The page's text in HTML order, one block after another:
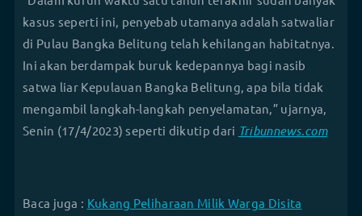
kasus seperti ini, penyebab utamanya adalah satwaliar
di Pulau Bangka Belitung telah kehilangan habitatnya.
Ini akan berdampak buruk kedepannya bagi nasib
satwa liar Kepulauan Bangka Belitung, apa bila tidak
mengambil langkah-langkah penyelamatan,” ujarnya,
Senin (17/4/2023) seperti dikutip dari Tribunnews.com
Baca juga : Kukang Peliharaan Milik Warga Disita